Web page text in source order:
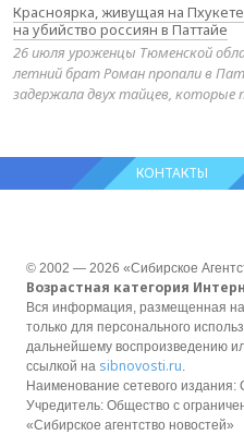
Красноярка, живущая на
на убийство россиян в Паттайе
26 июля уроженцы Тюменской
летний брат Роман пропали в
задержала двух тайцев, которые
КОНТАКТЫ
© 2002 — 2026 «Сибирское
Возрастная категория
Вся информация, размещенная
только для персонального
дальнейшему воспроизведению
ссылкой на sibnovosti.ru.
Наименование сетевого издания:
Учредитель: Общество с
«Сибирское агентство новостей»